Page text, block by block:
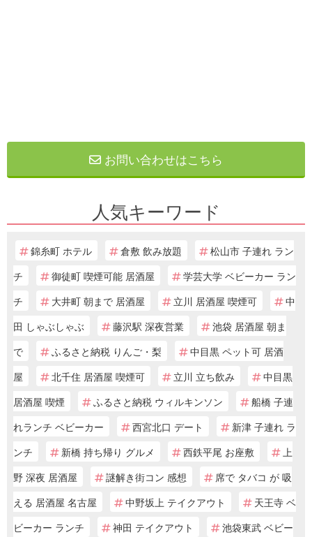
お問い合わせはこちら
人気キーワード
錦糸町 ホテル 倉敷 飲み放題
松山市 子連れ ラン
チ
御徒町 喫煙可能 居酒屋
学芸大学 ベビーカー ラン
チ
大井町 朝まで 居酒屋 立川 居酒屋 喫煙可
中
田 しゃぶしゃぶ
藤沢駅 深夜営業
池袋 居酒屋 朝ま
で
ふるさと納税 りんご・梨
中目黒 ペット可 居酒
屋
北千住 居酒屋 喫煙可 立川 立ち飲み
中目黒
居酒屋 喫煙
ふるさと納税 ウィルキンソン
船橋 子連
れランチ ベビーカー
西宮北口 デート
新津 子連れ ラ
ンチ
新橋 持ち帰り グルメ 西鉄平尾 お座敷
上
野 深夜 居酒屋
謎解き街コン 感想
席で タバコ が 吸
える 居酒屋 名古屋
中野坂上 テイクアウト
天王寺 ベ
ビーカー ランチ
神田 テイクアウト 池袋東武 ベビー